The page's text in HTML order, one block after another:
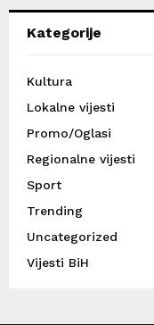
Kategorije
Kultura
Lokalne vijesti
Promo/Oglasi
Regionalne vijesti
Sport
Trending
Uncategorized
Vijesti BiH